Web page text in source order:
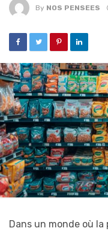
By NOS PENSEES
Dans un monde où